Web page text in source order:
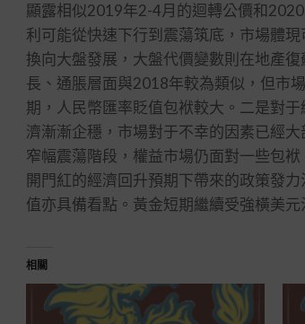
顯露相似2019年2-4月的迴轉公價和
利可能從快速下行到震蕩筑底，市場體
換向大盤發展，大盤代價變數則在地產
長、通脹層面與2018年較為類似，但市
期，人民幣匯率貶值包袱較大。二是對
濟漸漸企穩，市場對于不幸的因素已經
窄幅震蕩階段，權益市場仍面對一些包
開門紅的經濟回升預期下帶來的政策發
值亦具備看點。黃金短期繼續受強橫美
相關